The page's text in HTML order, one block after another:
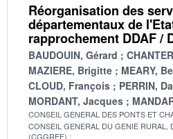
Réorganisation des
départementaux de
rapprochement DDAF /
BAUDOUIN, Gérard
MAZIERE, Brigitte
MEARY,
CLOUD, François
PERRIN,
MORDANT, Jacques
CONSEIL GENERAL DES PONTS ET
CONSEIL GENERAL DU GENIE RURAL,
(CGGREF)